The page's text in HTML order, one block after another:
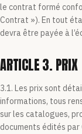
le contrat formé
Contrat »). En tout
devra être payée à
ARTICLE 3. PRIX
3.1. Les prix sont
informations, tous
sur les catalogues,
documents édités par